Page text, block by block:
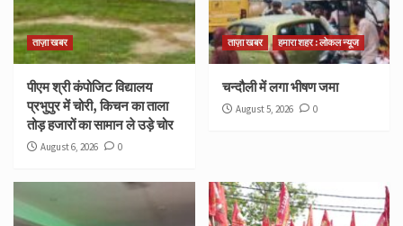
ताज़ा खबर
पीएम श्री कंपोजिट विद्यालय
प्रभुपुर में चोरी, किचन का ताला
तोड़ हजारों का सामान ले उड़े चोर
August 6, 2026 0
ताज़ा खबर हमारा शहर : लोकल न्यूज
चन्दौली में लगा भीषण जमा
August 5, 2026 0